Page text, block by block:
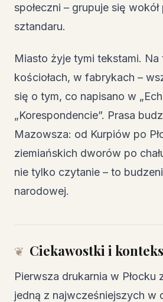
społeczni – grupuje się
sztandaru.
Miasto żyje tymi tekstami. Na
kościołach, w fabrykach –
się o tym, co napisano w
„Korespondencie”. Prasa
Mazowsza: od Kurpiów po
ziemiańskich dworów po
nie tylko czytanie – to
narodowej.
Ciekawostki i
Pierwsza drukarnia w Płocku
jedną z najwcześniejszych w